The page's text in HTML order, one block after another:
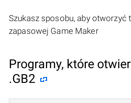
Szukasz sposobu, aby otworzyć
zapasowej Game Maker
Programy, które
.GB2